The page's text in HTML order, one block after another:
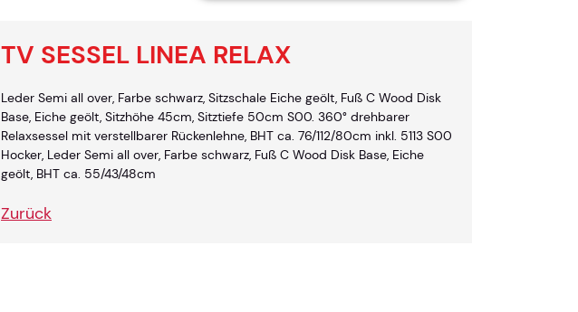
TV SESSEL LINEA RELAX
Leder Semi all over, Farbe schwarz, Sitzschale Eiche geölt, Fuß C Wood Disk
Base, Eiche geölt, Sitzhöhe 45cm, Sitztiefe 50cm S00. 360° drehbarer
Relaxsessel mit verstellbarer Rückenlehne, BHT ca. 76/112/80cm inkl. 5113 S00
Hocker, Leder Semi all over, Farbe schwarz, Fuß C Wood Disk Base, Eiche
geölt, BHT ca. 55/43/48cm
Zurück